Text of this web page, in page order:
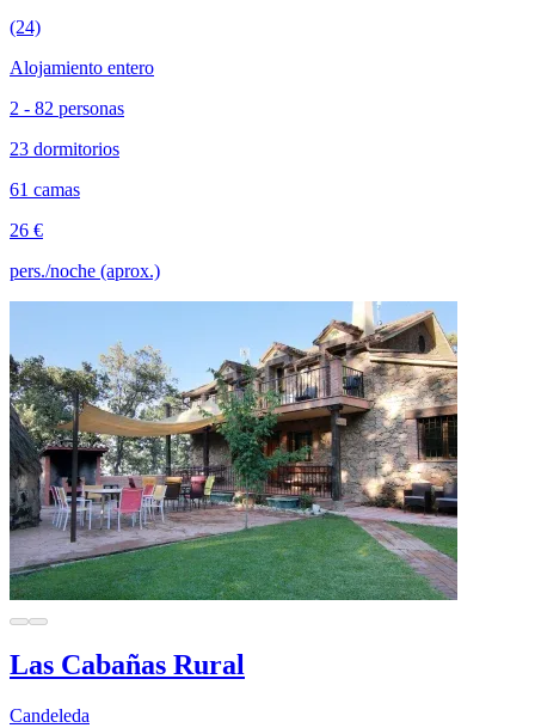
(24)
Alojamiento entero
2 - 82 personas
23 dormitorios
61 camas
26 €
pers./noche (aprox.)
Las Cabañas Rural
Candeleda